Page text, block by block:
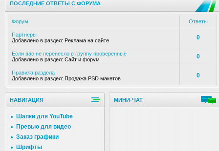
ПОСЛЕДНИЕ ОТВЕТЫ С ФОРУМА
Форум Ответы
Партнеры
Добавлено в раздел: Реклама на сайте 0
Если вас не перенесло в группу проверенные
Добавлено в раздел: Сайт и форум 0
Правила раздела
Добавлено в раздел: Продажа PSD макетов 0
НАВИГАЦИЯ
Шапки для YouTube
Превью для видео
Заказ графики
Шрифты
МИНИ-ЧАТ